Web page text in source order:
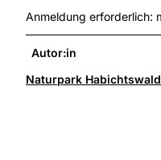
Anmeldung erforderlich:
Autor:in
Naturpark Habichtswald